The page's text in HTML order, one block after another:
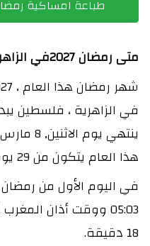
طباعة امساكية رمضان في
متى رمضان 2027في الزاهرية؟ - أول رمضان
هذا العام يتكون من 29 يوم.
في اليوم الأول من
18 دقيقة.